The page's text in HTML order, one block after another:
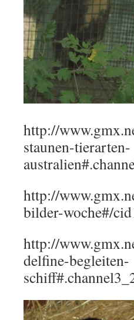
http://
staunen-tierarten-
http://
bilder-woche#/
http://
delfine-begleiten-